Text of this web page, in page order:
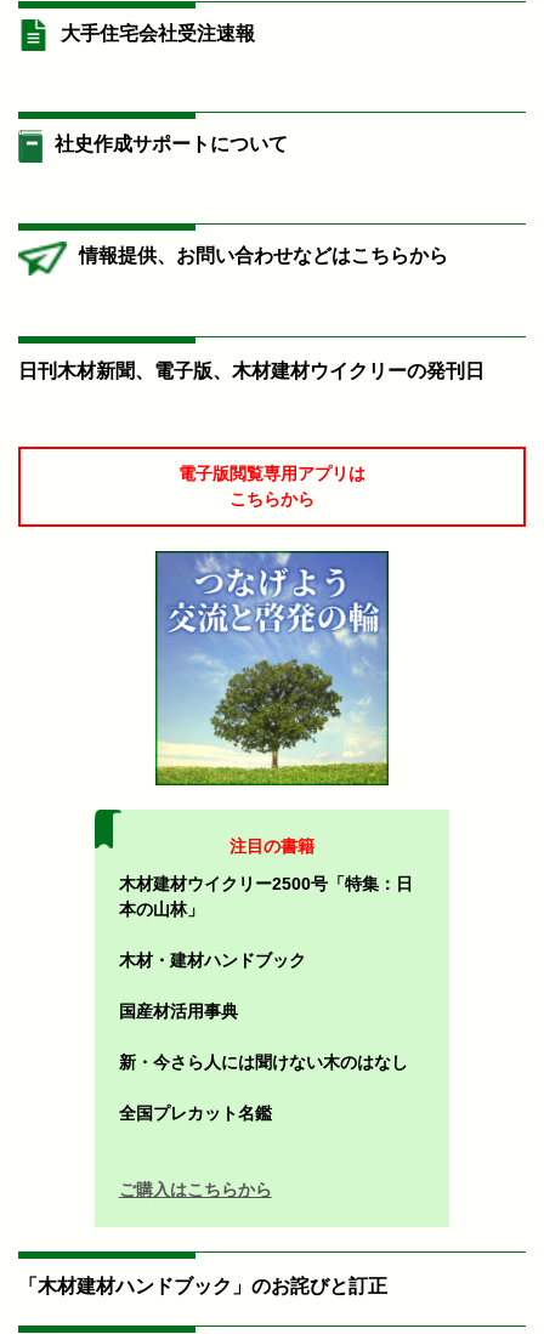
大手住宅会社受注速報
社史作成サポートについて
情報提供、お問い合わせなどはこちらから
日刊木材新聞、電子版、木材建材ウイクリーの発刊日
電子版閲覧専用アプリは
こちらから
注目の書籍
木材建材ウイクリー2500号「特集：日
本の山林」
木材・建材ハンドブック
国産材活用事典
新・今さら人には聞けない木のはなし
全国プレカット名鑑
ご購入はこちらから
「木材建材ハンドブック」のお詫びと訂正